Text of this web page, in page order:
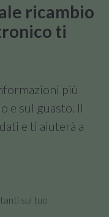
ricambio
ti
più
e sul guasto. Il
e ti aiuterà a
sul tuo